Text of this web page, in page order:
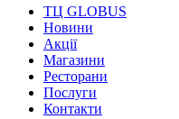
ТЦ GLOBUS
Новини
Акції
Магазини
Ресторани
Послуги
Контакти